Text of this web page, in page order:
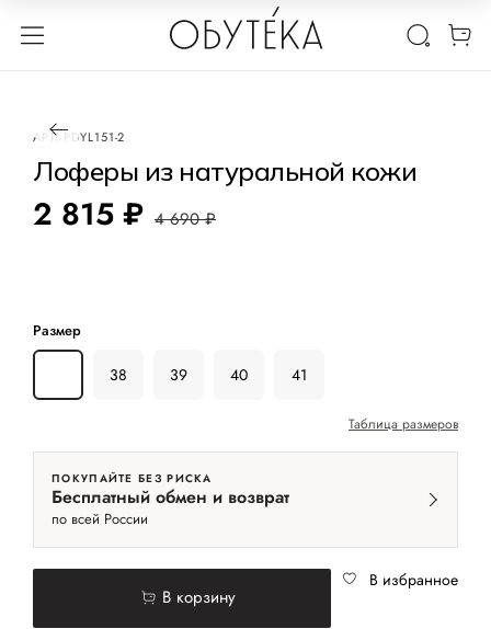
1 / 3
АРТ. PDYL151-2
Лоферы из натуральной кожи
2 815 ₽ 4 690 ₽
Размер
38 39 40 41
Таблица размеров
ПОКУПАЙТЕ БЕЗ РИСКА
Бесплатный обмен и возврат
по всей России
В корзину
В избранное